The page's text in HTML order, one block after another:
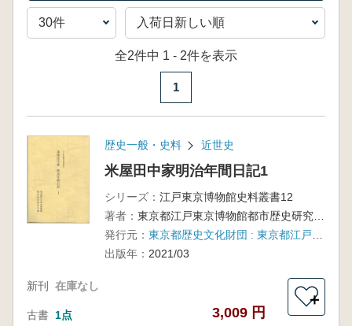
全2件中 1 - 2件を表示
1
歴史一般・史料 近世史
米屋田中家明治年間日記1
シリーズ： 江戸東京博物館史料叢書12
著者：
東京都江戸東京博物館都市歴史研究室編
発行元：
出版年： 2021/03
新刊 在庫なし
古書 1点 3,009 円
＋